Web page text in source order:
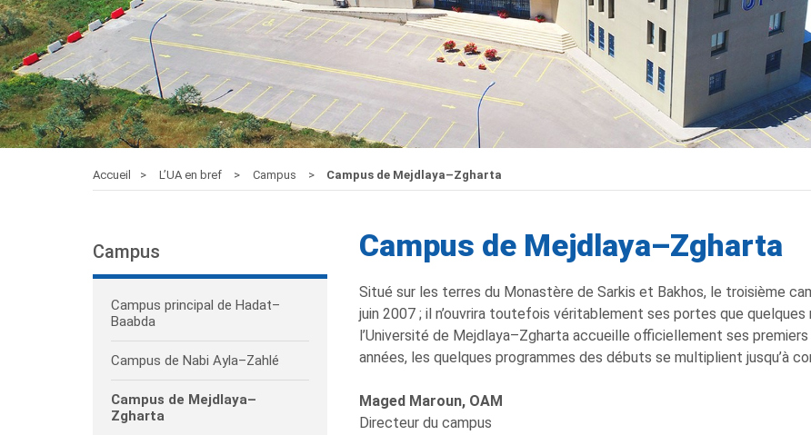
Accueil L’UA en bref Campus Campus de Mejdlaya–Zgharta
Campus
Campus principal de Hadat–
Baabda
Campus de Nabi Ayla–Zahlé
Campus de Mejdlaya–
Zgharta
Campus de Mejdlaya–Zgharta
Situé sur les terres du Monastère de Sarkis et Bakhos, le troisième
juin 2007 ; il n’ouvrira toutefois véritablement ses portes que
l’Université de Mejdlaya–Zgharta accueille officiellement ses
années, les quelques programmes des débuts se multiplient jusqu’à
Maged Maroun, OAM
Directeur du campus